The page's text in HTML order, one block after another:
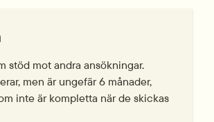
stöd mot andra ansökningar.
men är ungefär 6 månader,
inte är kompletta när de skickas